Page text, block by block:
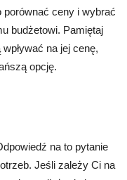
ceny i wybrać
budżetowi. Pamiętaj
na jej cenę,
opcję.
na to pytanie
Jeśli zależy Ci na